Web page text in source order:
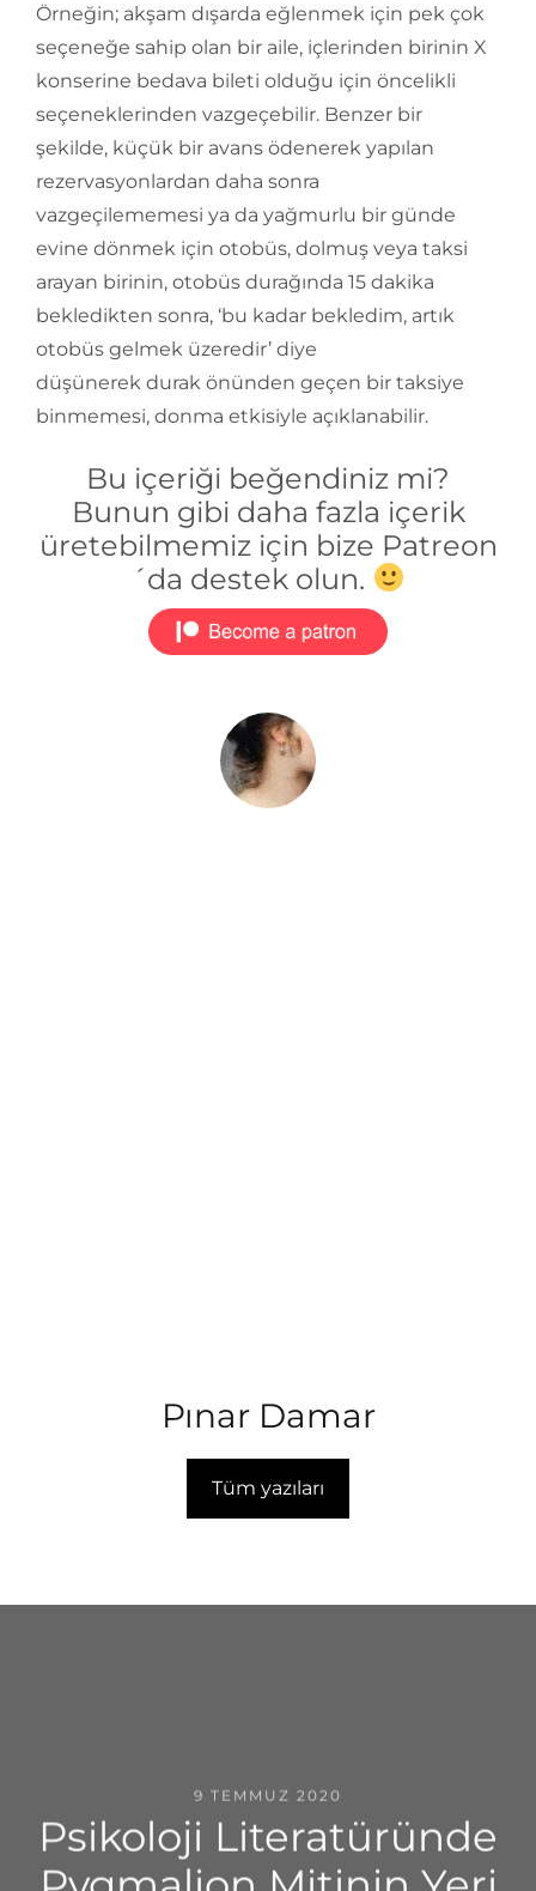
Örneğin; akşam dışarda eğlenmek için pek çok
seçeneğe sahip olan bir aile, içlerinden birinin X
konserine bedava bileti olduğu için öncelikli
seçeneklerinden vazgeçebilir. Benzer bir
şekilde, küçük bir avans ödenerek yapılan
rezervasyonlardan daha sonra
vazgeçilememesi ya da yağmurlu bir günde
evine dönmek için otobüs, dolmuş veya taksi
arayan birinin, otobüs durağında 15 dakika
bekledikten sonra, ‘bu kadar bekledim, artık
otobüs gelmek üzeredir’ diye
düşünerek durak önünden geçen bir taksiye
binmemesi, donma etkisiyle açıklanabilir.
Bu içeriği beğendiniz mi?
Bunun gibi daha fazla içerik
üretebilmemiz için bize Patreon
´da destek olun.
Pınar Damar
Tüm yazıları
9 TEMMUZ 2020
Psikoloji Literatüründe